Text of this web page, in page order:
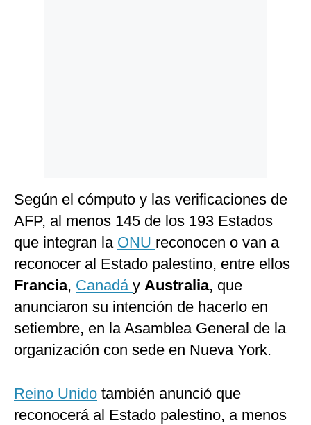
Según el cómputo y las verificaciones de
AFP, al menos 145 de los 193 Estados
que integran la ONU reconocen o van a
reconocer al Estado palestino, entre ellos
Francia, Canadá y Australia, que
anunciaron su intención de hacerlo en
setiembre, en la Asamblea General de la
organización con sede en Nueva York.
Reino Unido también anunció que
reconocerá al Estado palestino, a menos